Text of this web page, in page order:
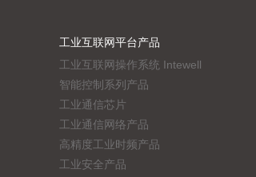
工业互联网平台产品
工业互联网操作系统 Intewell
智能控制系列产品
工业通信芯片
工业通信网络产品
高精度工业时频产品
工业安全产品